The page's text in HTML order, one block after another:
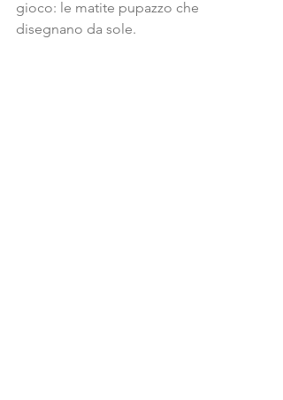
gioco: le matite pupazzo che
disegnano da sole.